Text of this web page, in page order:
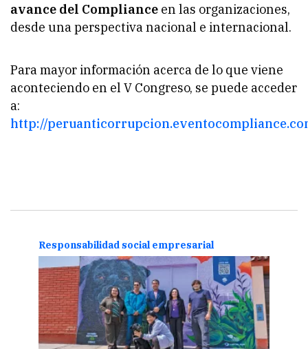
avance del Compliance en las organizaciones,
desde una perspectiva nacional e internacional.
Para mayor información acerca de lo que viene
aconteciendo en el V Congreso, se puede acceder
a:
http://
Responsabilidad social empresarial